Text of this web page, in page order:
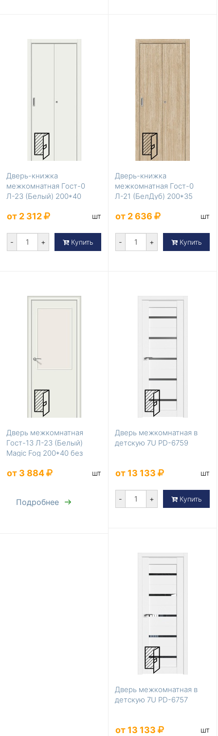
Дверь-книжка
межкомнатная Гост-0
Л-23 (Белый) 200*40
от 2 312 шт
- + Купить
Дверь-книжка
межкомнатная Гост-0
Л-21 (БелДуб) 200*35
от 2 636 шт
- + Купить
Дверь межкомнатная
Гост-13 Л-23 (Белый)
Magic Fog 200*40 без
от 3 884 шт
Подробнее
Дверь межкомнатная в
детскую 7U PD-6759
от 13 133 шт
- + Купить
Дверь межкомнатная в
детскую 7U PD-6757
от 13 133 шт